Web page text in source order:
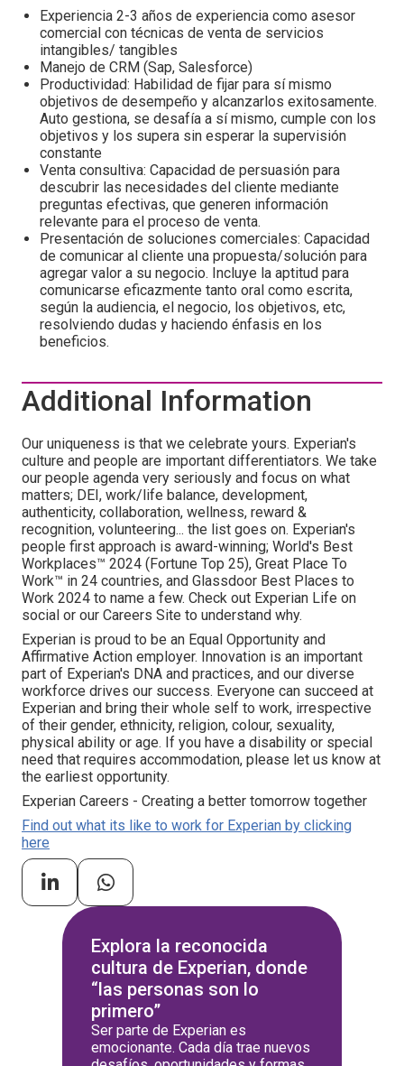
Experiencia 2-3 años de experiencia como asesor
comercial con técnicas de venta de servicios
intangibles/ tangibles
Manejo de CRM (Sap, Salesforce)
Productividad: Habilidad de fijar para sí mismo
objetivos de desempeño y alcanzarlos exitosamente.
Auto gestiona, se desafía a sí mismo, cumple con los
objetivos y los supera sin esperar la supervisión
constante
Venta consultiva: Capacidad de persuasión para
descubrir las necesidades del cliente mediante
preguntas efectivas, que generen información
relevante para el proceso de venta.
Presentación de soluciones comerciales: Capacidad
de comunicar al cliente una propuesta/solución para
agregar valor a su negocio. Incluye la aptitud para
comunicarse eficazmente tanto oral como escrita,
según la audiencia, el negocio, los objetivos, etc,
resolviendo dudas y haciendo énfasis en los
beneficios.
Additional Information
Our uniqueness is that we celebrate yours. Experian's
culture and people are important differentiators. We take
our people agenda very seriously and focus on what
matters; DEI, work/life balance, development,
authenticity, collaboration, wellness, reward &
recognition, volunteering... the list goes on. Experian's
people first approach is award-winning; World's Best
Workplaces™ 2024 (Fortune Top 25), Great Place To
Work™ in 24 countries, and Glassdoor Best Places to
Work 2024 to name a few. Check out Experian Life on
social or our Careers Site to understand why.
Experian is proud to be an Equal Opportunity and
Affirmative Action employer. Innovation is an important
part of Experian's DNA and practices, and our diverse
workforce drives our success. Everyone can succeed at
Experian and bring their whole self to work, irrespective
of their gender, ethnicity, religion, colour, sexuality,
physical ability or age. If you have a disability or special
need that requires accommodation, please let us know at
the earliest opportunity.
Experian Careers - Creating a better tomorrow together
Find out what its like to work for Experian by clicking
here
Explora la reconocida
cultura de Experian, donde
“las personas son lo
primero”
Ser parte de Experian es
emocionante. Cada día trae nuevos